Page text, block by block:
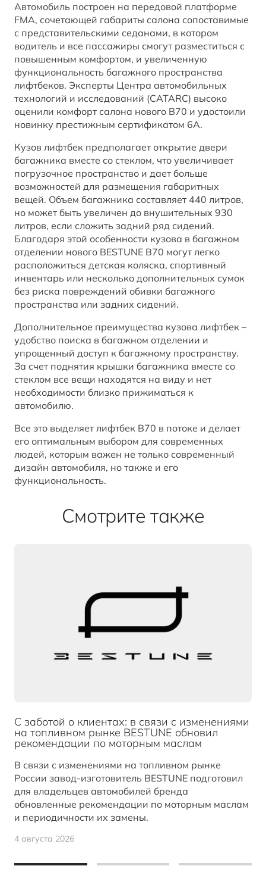
Автомобиль построен на передовой платформе
FMA, сочетающей габариты салона сопоставимые
с представительскими седанами, в котором
водитель и все пассажиры смогут разместиться с
повышенным комфортом, и увеличенную
функциональность багажного пространства
лифтбеков. Эксперты Центра автомобильных
технологий и исследований (CATARC) высоко
оценили комфорт салона нового B70 и удостоили
новинку престижным сертификатом 6А.
Кузов лифтбек предполагает открытие двери
багажника вместе со стеклом, что увеличивает
погрузочное пространство и дает больше
возможностей для размещения габаритных
вещей. Объем багажника составляет 440 литров,
но может быть увеличен до внушительных 930
литров, если сложить задний ряд сидений.
Благодаря этой особенности кузова в багажном
отделении нового BESTUNE B70 могут легко
расположиться детская коляска, спортивный
инвентарь или несколько дополнительных сумок
без риска повреждений обивки багажного
пространства или задних сидений.
Дополнительное преимущества кузова лифтбек –
удобство поиска в багажном отделении и
упрощенный доступ к багажному пространству.
За счет поднятия крышки багажника вместе со
стеклом все вещи находятся на виду и нет
необходимости близко прижиматься к
автомобилю.
Все это выделяет лифтбек B70 в потоке и делает
его оптимальным выбором для современных
людей, которым важен не только современный
дизайн автомобиля, но также и его
функциональность.
Смотрите также
С заботой о клиентах: в связи с изменениями
на топливном рынке BESTUNE обновил
рекомендации по моторным маслам
В связи с изменениями на топливном рынке
России завод-изготовитель BESTUNE подготовил
для владельцев автомобилей бренда
обновленные рекомендации по моторным маслам
и периодичности их замены.
4 августа 2026